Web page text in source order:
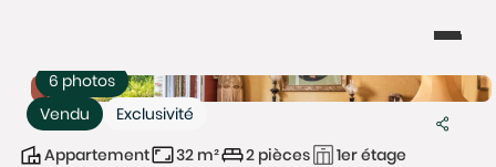
Vendu Exclusivité
6 photos
Appartement 32 m² 2 pièces
1er étage